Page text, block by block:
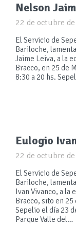
Nelson
22 de octubre
El Servicio de
Bariloche,
Jaime Leiva, a la
Bracco, en 25 de
8:30 a 20 hs.
Eulogio
22 de octubre
El Servicio de
Bariloche,
Ivan Vivanco, a la
Bracco, sito en 25
Sepelio el día 23
Parque Valle del…